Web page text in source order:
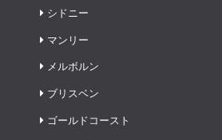
シドニー
マンリー
メルボルン
ブリスベン
ゴールドコースト